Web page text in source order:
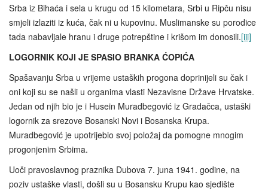
Srba iz Bihaća i sela u krugu od 15 kilometara, Srbi u Ripču nisu
smjeli izlaziti iz kuća, čak ni u kupovinu. Muslimanske su porodice
tada nabavljale hranu i druge potrepštine i krišom im donosili.[iii]
LOGORNIK KOJI JE SPASIO BRANKA ĆOPIĆA
Spašavanju Srba u vrijeme ustaških progona doprinijeli su čak i
oni koji su se našli u organima vlasti Nezavisne Države Hrvatske.
Jedan od njih bio je i Husein Muradbegović iz Gradačca, ustaški
logornik za srezove Bosanski Novi i Bosanska Krupa.
Muradbegović je upotrijebio svoj položaj da pomogne mnogim
progonjenim Srbima.
Uoči pravoslavnog praznika Dubova 7. juna 1941. godine, na
poziv ustaške vlasti, došli su u Bosansku Krupu kao sjedište